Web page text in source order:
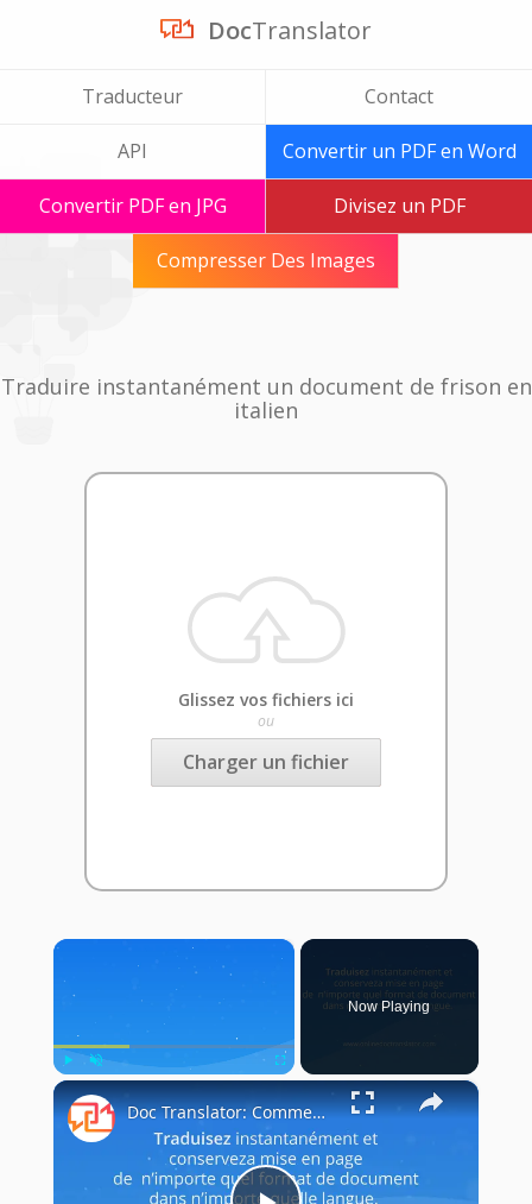
DocTranslator
Traducteur Contact
API Convertir un PDF en Word
Convertir PDF en JPG Divisez un PDF
Compresser Des Images
Traduire instantanément un document de frison en
italien
Glissez vos fichiers ici
ou
Charger un fichier
×
Play Unmute Fullscreen
Now Playing
×
Doc Translator: Comment utiliser le traducteur de documents?